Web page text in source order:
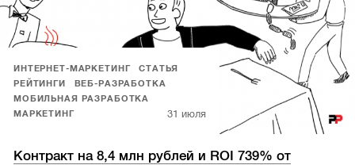
ИНТЕРНЕТ-МАРКЕТИНГ
СТАТЬЯ
РЕЙТИНГИ
ВЕБ-РАЗРАБОТКА
МОБИЛЬНАЯ РАЗРАБОТКА
МАРКЕТИНГ
31 июля
Контракт на 8,4 млн рублей и ROI 739% от